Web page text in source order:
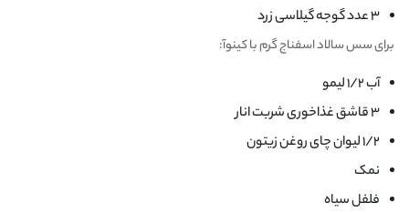
۳ عدد گوجه گیلاسی زرد
برای سس سالاد اسفناج گرم با کینوآ:
آب ۱/۲ لیمو
۳ قاشق غذاخوری شربت انار
۱/۲ لیوان چای روغن زیتون
نمک
فلفل سیاه